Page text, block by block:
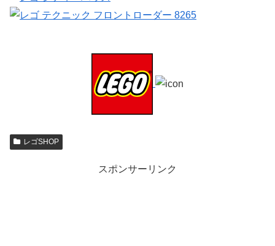
レゴSHOP
スポンサーリンク